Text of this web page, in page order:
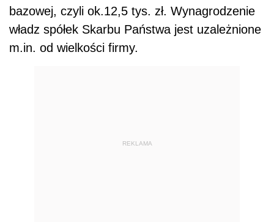
bazowej, czyli ok.12,5 tys. zł. Wynagrodzenie
władz spółek Skarbu Państwa jest uzależnione
m.in. od wielkości firmy.
REKLAMA